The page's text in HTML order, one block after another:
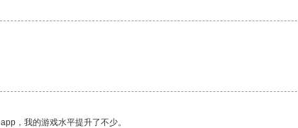
，我的游戏水平提升了不少。